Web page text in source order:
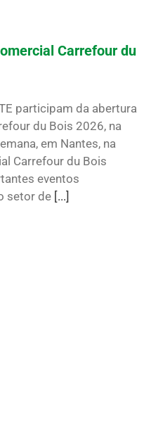
Carrefour du
participam da abertura
du Bois 2026, na
em Nantes, na
Carrefour du Bois
eventos
setor de [...]